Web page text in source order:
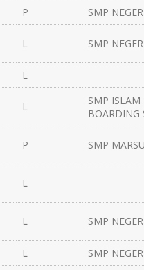
P SMP
L SMP
L
L
SMP ISLAM
BOARDING
P SMP
L
L SMP
L SMP